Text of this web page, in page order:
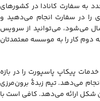
به سفارت کانادا در کشورهای
را در سفارت انجام می‌دهید و
می‌شود، می‌توانید از سرویس
دوم کار را به موسسه معتمدتان
خدمات پیکاپ پاسپورت را در بازه
می‌دهد. تیم زبدۀ برون‌مرزی
شکل ارائه می‌دهد. کافی است با